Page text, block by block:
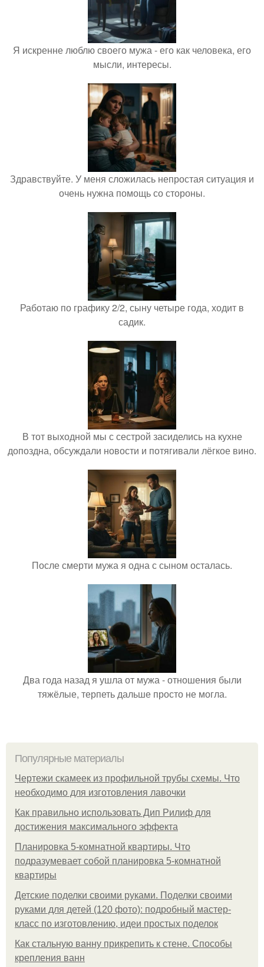
Я искренне люблю своего мужа - его как человека, его
мысли, интересы.
Здравствуйте. У меня сложилась непростая ситуация и
очень нужна помощь со стороны.
Работаю по графику 2/2, сыну четыре года, ходит в
садик.
В тот выходной мы с сестрой засиделись на кухне
допоздна, обсуждали новости и потягивали лёгкое вино.
После смерти мужа я одна с сыном осталась.
Два года назад я ушла от мужа - отношения были
тяжёлые, терпеть дальше просто не могла.
Популярные материалы
Чертежи скамеек из профильной трубы схемы. Что
необходимо для изготовления лавочки
Как правильно использовать Дип Рилиф для
достижения максимального эффекта
Планировка 5-комнатной квартиры. Что
подразумевает собой планировка 5-комнатной
квартиры
Детские поделки своими руками. Поделки своими
руками для детей (120 фото): подробный мастер-
класс по изготовлению, идеи простых поделок
Как стальную ванну прикрепить к стене. Способы
крепления ванн